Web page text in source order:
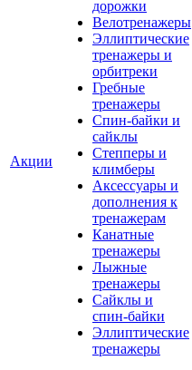
Акции
дорожки
Велотренажеры
Эллиптические
тренажеры и
орбитреки
Гребные
тренажеры
Спин-байки и
сайклы
Степперы и
климберы
Аксессуары и
дополнения к
тренажерам
Канатные
тренажеры
Лыжные
тренажеры
Сайклы и
спин-байки
Эллиптические
тренажеры